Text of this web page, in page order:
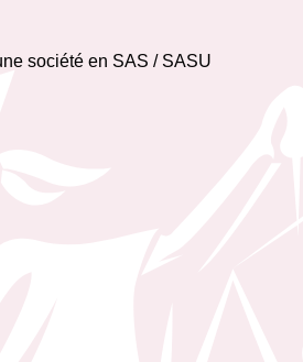
société en SAS / SASU